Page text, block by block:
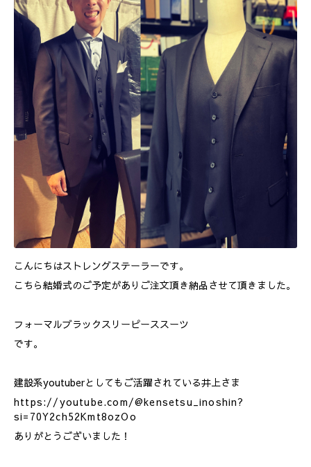
こんにちはストレングステーラーです。
こちら結婚式のご予定がありご注文頂き納品させて頂きました。
フォーマルブラックスリーピーススーツ
です。
建設系youtuberとしてもご活躍されている井上さま
https://youtube.com/@kensetsu_inoshin?
si=70Y2ch52Kmt8ozOo
ありがとうございました！